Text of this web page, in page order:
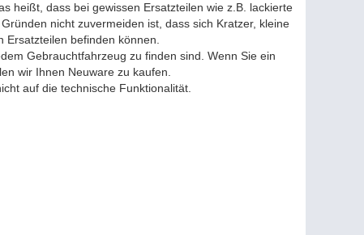
heißt, dass bei gewissen Ersatzteilen wie z.B. lackierte
nicht zuvermeiden ist, dass sich Kratzer, kleine
Ersatzteilen befinden können.
Gebrauchtfahrzeug zu finden sind. Wenn Sie ein
wir Ihnen Neuware zu kaufen.
auf die technische Funktionalität.